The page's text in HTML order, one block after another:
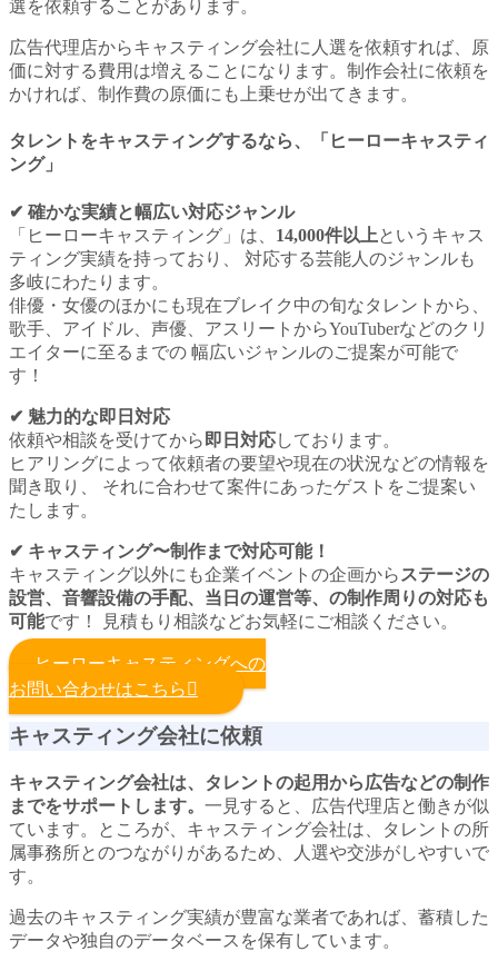
選を依頼することがあります。
広告代理店からキャスティング会社に人選を依頼すれば、原
価に対する費用は増えることになります。制作会社に依頼を
かければ、制作費の原価にも上乗せが出てきます。
タレントをキャスティングするなら、「ヒーローキャスティ
ング」
✔︎ 確かな実績と幅広い対応ジャンル
「ヒーローキャスティング」は、 14,000件以上というキャス
ティング実績を持っており、 対応する芸能人のジャンルも
多岐にわたります。
俳優・女優のほかにも現在ブレイク中の旬なタレントから、
歌手、アイドル、声優、アスリートからYouTuberなどのクリ
エイターに至るまでの 幅広いジャンルのご提案が可能で
す！
✔︎ 魅力的な即日対応
依頼や相談を受けてから 即日対応しております。
ヒアリングによって依頼者の要望や現在の状況などの情報を
聞き取り、 それに合わせて案件にあったゲストをご提案い
たします。
✔︎ キャスティング〜制作まで対応可能！
キャスティング以外にも企業イベントの企画から ステージの
設営、音響設備の手配、当日の運営等、の制作周りの対応も
可能です！ 見積もり相談などお気軽にご相談ください。
ヒーローキャスティングへの
お問い合わせはこちら
キャスティング会社に依頼
キャスティング会社は、タレントの起用から広告などの制作
までをサポートします。 一見すると、広告代理店と働きが似
ています。ところが、キャスティング会社は、タレントの所
属事務所とのつながりがあるため、人選や交渉がしやすいで
す。
過去のキャスティング実績が豊富な業者であれば、蓄積した
データや独自のデータベースを保有しています。